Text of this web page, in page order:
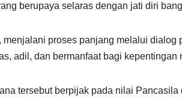
berupaya selaras dengan jati diri
proses panjang melalui dialog
adil, dan bermanfaat bagi kepentingan
tersebut berpijak pada nilai